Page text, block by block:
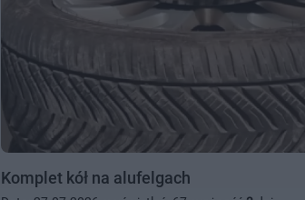
Komplet kół na alufelgach